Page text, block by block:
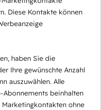
Diese Kontakte können
haben Sie die
Ihre gewünschte Anzahl
auszuwählen. Alle
beinhalten
ohne